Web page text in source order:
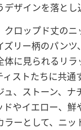
ザインを落とし
クロップド丈の
ズリー柄のパン
体に見られるリ
ィストたちに共
ュ、ストーン、
ドやイエロー、
ラーとして、ニ